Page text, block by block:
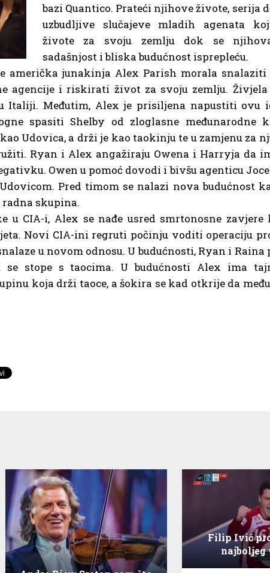
bazi Quantico. Prateći njihove živote, serija
uzbudljive slučajeve mladih agenata
živote za svoju zemlju dok se
sadašnjost i bliska budućnost isprepleću.
američka junakinja Alex Parish morala snalaziti
agencije i riskirati život za svoju zemlju.
Italiji. Međutim, Alex je prisiljena napustiti ovu
spasiti Shelby od zloglasne međunarodne
Udovica, a drži je kao taokinju te u zamjenu za
Ryan i Alex angažiraju Owena i Harryja da
Owen u pomoć dovodi i bivšu agenticu
Pred timom se nalazi nova budućnost
skupina.
u CIA-i, Alex se nađe usred smrtonosne
Novi CIA-ini regruti počinju voditi operaciju
u novom odnosu. U budućnosti, Ryan i Raina
stope s taocima. U budućnosti Alex ima
koja drži taoce, a šokira se kad otkrije da
Filip Ivić
najboljeg